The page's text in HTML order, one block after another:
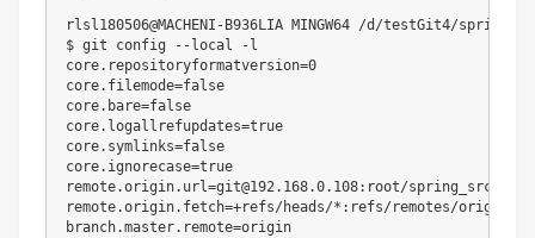
rlsl180506@MACHENI-B936LIA MINGW64 /d/testGit4/
$ git config --local -l
core.repositoryformatversion=0
core.filemode=false
core.bare=false
core.logallrefupdates=true
core.symlinks=false
core.ignorecase=true
remote.origin.url=git@192.168.0.108:root/spring_src.git
remote.origin.fetch=+refs/heads/*:refs/remotes/origin/*
branch.master.remote=origin